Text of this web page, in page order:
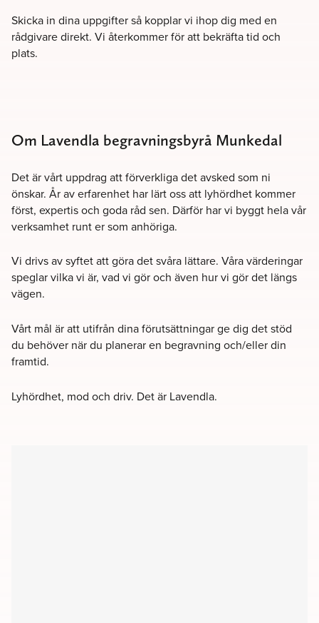
Skicka in dina uppgifter så kopplar vi ihop dig med en
rådgivare direkt. Vi återkommer för att bekräfta tid och
plats.
Om Lavendla begravningsbyrå Munkedal
Det är vårt uppdrag att förverkliga det avsked som ni
önskar. År av erfarenhet har lärt oss att lyhördhet kommer
först, expertis och goda råd sen. Därför har vi byggt hela vår
verksamhet runt er som anhöriga.
Vi drivs av syftet att göra det svåra lättare. Våra värderingar
speglar vilka vi är, vad vi gör och även hur vi gör det längs
vägen.
Vårt mål är att utifrån dina förutsättningar ge dig det stöd
du behöver när du planerar en begravning och/eller din
framtid.
Lyhördhet, mod och driv. Det är Lavendla.